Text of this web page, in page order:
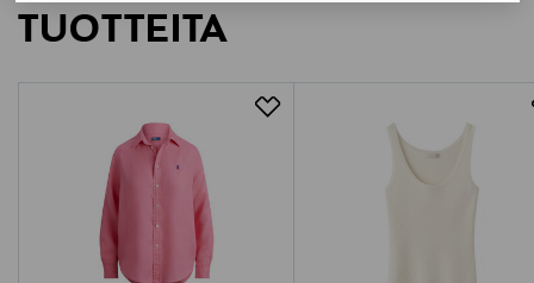
Digitaalinen osoite
Totême, Toteme, ribbitoppi, puuvillatoppi, luomutoppi,
luomupuuvilla
TUOTTEITA